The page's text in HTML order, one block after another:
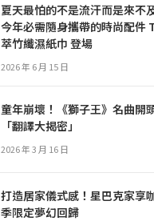
夏天最怕的不是流汗而是來不
今年必需隨身攜帶的時尚配件
萃竹纖濕紙巾 登場
2026 年 6 月 15 日
童年崩壞！《獅子王》名曲開
「翻譯大揭密」
2026 年 3 月 16 日
打造居家儀式感！星巴克家享
季限定夢幻回歸